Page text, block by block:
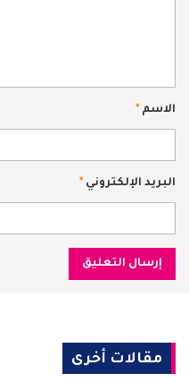
الاسم *
البريد الإلكتروني *
مقالات أخرى